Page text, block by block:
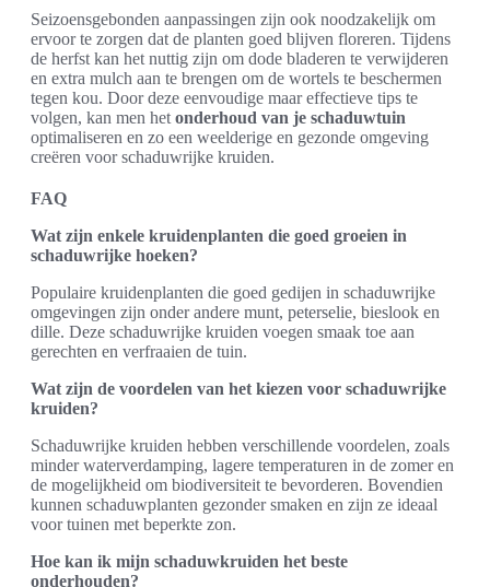
Seizoensgebonden aanpassingen zijn ook noodzakelijk om
ervoor te zorgen dat de planten goed blijven floreren. Tijdens
de herfst kan het nuttig zijn om dode bladeren te verwijderen
en extra mulch aan te brengen om de wortels te beschermen
tegen kou. Door deze eenvoudige maar effectieve tips te
volgen, kan men het onderhoud van je schaduwtuin
optimaliseren en zo een weelderige en gezonde omgeving
creëren voor schaduwrijke kruiden.
FAQ
Wat zijn enkele kruidenplanten die goed groeien in
schaduwrijke hoeken?
Populaire kruidenplanten die goed gedijen in schaduwrijke
omgevingen zijn onder andere munt, peterselie, bieslook en
dille. Deze schaduwrijke kruiden voegen smaak toe aan
gerechten en verfraaien de tuin.
Wat zijn de voordelen van het kiezen voor schaduwrijke
kruiden?
Schaduwrijke kruiden hebben verschillende voordelen, zoals
minder waterverdamping, lagere temperaturen in de zomer en
de mogelijkheid om biodiversiteit te bevorderen. Bovendien
kunnen schaduwplanten gezonder smaken en zijn ze ideaal
voor tuinen met beperkte zon.
Hoe kan ik mijn schaduwkruiden het beste
onderhouden?